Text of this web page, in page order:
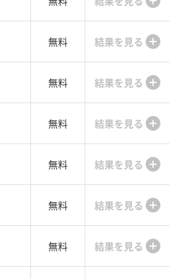
無料 結果を見る
無料 結果を見る
無料 結果を見る
無料 結果を見る
無料 結果を見る
無料 結果を見る